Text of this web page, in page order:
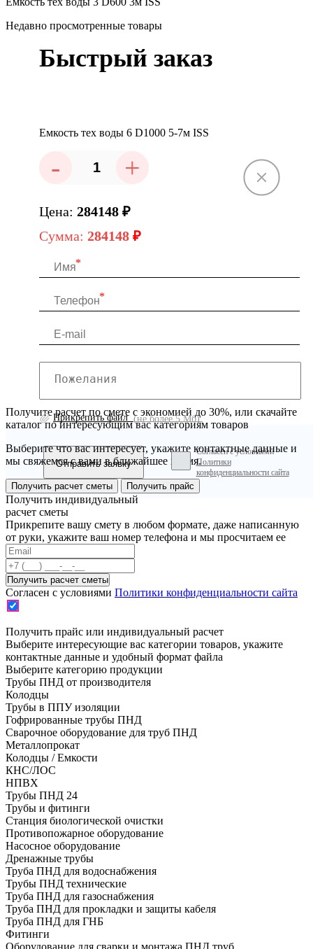
Недавно просмотренные товары
Быстрый заказ
Емкость тех воды 6 D1000 5-7м ISS
- +
Цена: 284148 ₽
Сумма: 284148 ₽
Прикрепить файл(не более 5 Мб)
Согласен с условиями
Политики
конфиденциальности сайта
Получите расчет по смете с экономией до 30%, или скачайте
каталог по интересующим вас категориям товаров
Выберите что вас интересует, укажите контактные данные и
мы свяжемся с вами в ближайшее время.
Получить расчет сметы Получить прайс
Получить индивидуальный
расчет сметы
Прикрепите вашу смету в любом формате, даже написанную
от руки, укажите ваш номер телефона и мы просчитаем ее
Согласен с условиями Политики конфиденциальности сайта
Получить прайс или индивидуальный расчет
Выберите интересующие вас категории товаров, укажите
контактные данные и удобный формат файла
Выберите категорию продукции
Трубы ПНД от производителя
Колодцы
Трубы в ППУ изоляции
Гофрированные трубы ПНД
Сварочное оборудование для труб ПНД
Металлопрокат
Колодцы / Емкости
КНС/ЛОС
НПВХ
Трубы ПНД 24
Трубы и фитинги
Cтанция биологической очистки
Противопожарное оборудование
Насосное оборудование
Дренажные трубы
Труба ПНД для водоснабжения
Трубы ПНД технические
Труба ПНД для газоснабжения
Труба ПНД для прокладки и защиты кабеля
Труба ПНД для ГНБ
Фитинги
Оборудование для сварки и монтажа ПНД труб